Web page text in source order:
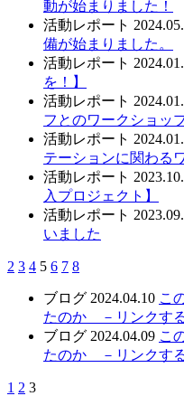
動が始まりました！
活動レポート
備が始まりました。
活動レポート
を！】
活動レポート
フとのワークショップ
活動レポート
テーションに関わる
活動レポート
入プロジェクト】
活動レポート
いました
2 3 4 5 6 7 8
ブログ 2024.04.10 こ
たのか －リンクす
ブログ 2024.04.09 こ
たのか －リンクす
1 2 3